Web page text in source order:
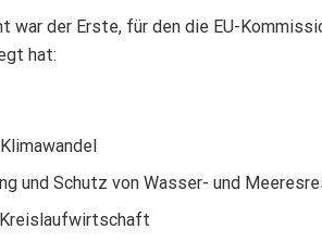
war der Erste, für den die EU-
hat:
und Schutz von Wasser- und